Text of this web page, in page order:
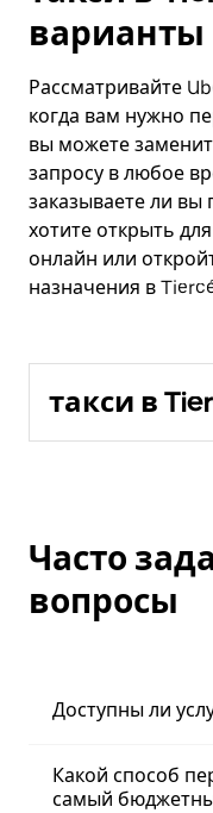
варианты
Рассматривайте
когда вам нужно
вы можете
запросу в любое
заказываете ли вы
хотите открыть
онлайн или
назначения в
такси в
Часто
вопросы
Доступны ли
Какой способ
самый